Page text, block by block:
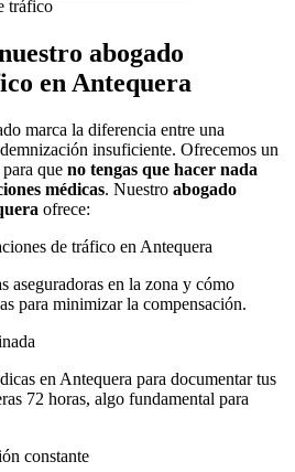
abogado
en Antequera
marca la diferencia entre una
insuficiente. Ofrecemos un
que no tengas que hacer nada
médicas. Nuestro abogado
ofrece:
de tráfico en Antequera
aseguradoras en la zona y cómo
para minimizar la compensación.
en Antequera para documentar tus
72 horas, algo fundamental para
constante